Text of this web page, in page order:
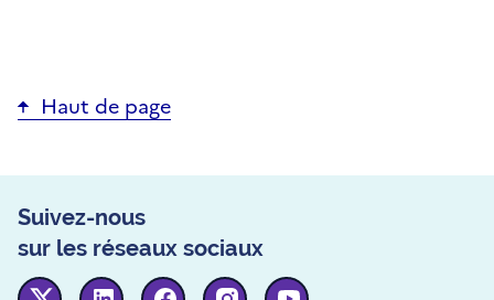
Haut de page
Suivez-nous
sur les réseaux sociaux